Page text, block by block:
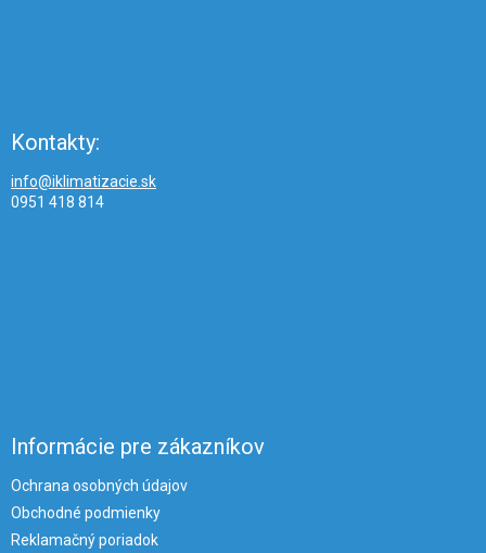
Kontakty:
info@iklimatizacie.sk
0951 418 814
Informácie pre zákazníkov
Ochrana osobných údajov
Obchodné podmienky
Reklamačný poriadok